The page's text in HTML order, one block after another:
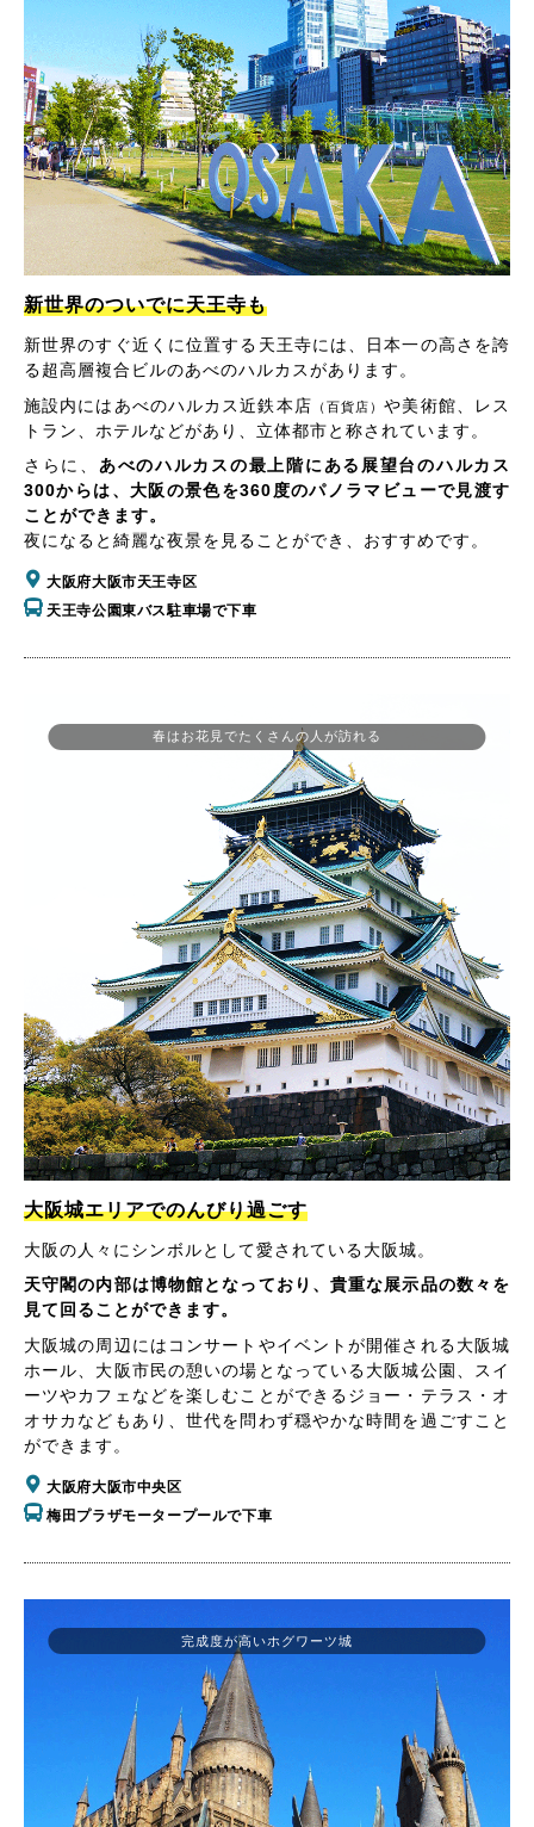
新世界のついでに天王寺も
新世界のすぐ近くに位置する天王寺には、日本一の高さを誇
る超高層複合ビルのあべのハルカスがあります。
施設内にはあべのハルカス近鉄本店 （百貨店）や美術館、レス
トラン、ホテルなどがあり、立体都市と称されています。
さらに、 あべのハルカスの最上階にある展望台のハルカス
300からは、大阪の景色を360度のパノラマビューで見渡す
ことができます。
夜になると綺麗な夜景を見ることができ、おすすめです。
大阪府大阪市天王寺区
天王寺公園東バス駐車場で下車
春はお花見でたくさんの人が訪れる
大阪城エリアでのんびり過ごす
大阪の人々にシンボルとして愛されている大阪城。
天守閣の内部は博物館となっており、貴重な展示品の数々を
見て回ることができます。
大阪城の周辺にはコンサートやイベントが開催される大阪城
ホール、大阪市民の憩いの場となっている大阪城公園、スイ
ーツやカフェなどを楽しむことができるジョー・テラス・オ
オサカなどもあり、世代を問わず穏やかな時間を過ごすこと
ができます。
大阪府大阪市中央区
梅田プラザモータープールで下車
完成度が高いホグワーツ城